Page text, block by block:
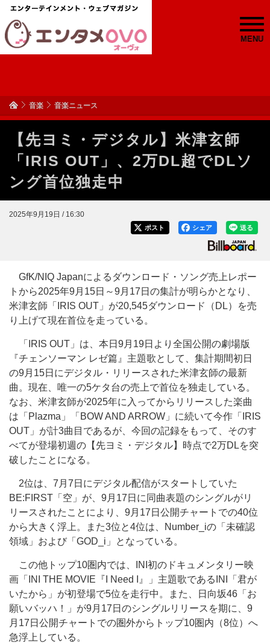
MENU
音楽 音楽ニュース
【先ヨミ・デジタル】米津玄師
「IRIS OUT」、2万DL超でDLソ
ング首位独走中
2025年9月19日 / 16:30
送る
シェア
ポスト
GfK/NIQ Japanによるダウンロード・ソング売上レポー
トから2025年9月15日～9月17日の集計が明らかとなり、
米津玄師「IRIS OUT」が20,545ダウンロード（DL）を売
り上げて現在首位を走っている。
「IRIS OUT」は、本日9月19日より全国公開の劇場版
『チェンソーマン レゼ篇』主題歌として、集計期間初日
の9月15日にデジタル・リリースされた米津玄師の最新
曲。現在、唯一の5ケタ台の売上で首位を独走している。
なお、米津玄師が2025年に入ってからリリースした楽曲
は「Plazma」「BOW AND ARROW」に続いて今作「IRIS
OUT」が計3曲目であるが、今回の記録をもって、そのす
べてが登場初週の【先ヨミ・デジタル】時点で2万DLを突
破したことになる。
2位は、7月7日にデジタル配信がスタートしていた
BE:FIRST「空」が、9月17日に同曲表題のシングルがリ
リースされたことにより、9月17日公開チャートでの40位
から大きく浮上。また3位と4位は、Number_iの「未確認
領域」および「GOD_i」となっている。
この他トップ10圏内では、INI初のドキュメンタリー映
画「INI THE MOVIE『I Need I』」主題歌であるINI「君が
いたから」が初登場で5位を走行中。また、日向坂46「お
願いバッハ！」が9月17日のシングルリリースを期に、9
月17日公開チャートでの圏外からトップ10圏内（8位）へ
急浮上している。